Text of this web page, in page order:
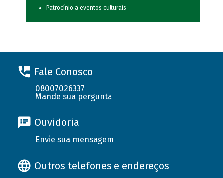
Patrocínio a eventos culturais
Fale Conosco
08007026337
Mande sua pergunta
Ouvidoria
Envie sua mensagem
Outros telefones e endereços